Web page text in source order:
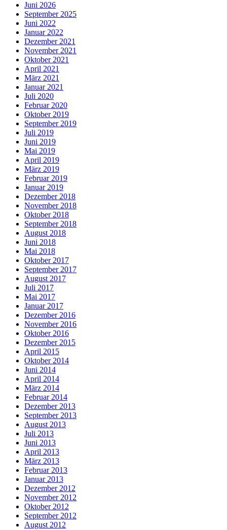
Juni 2026
September 2025
Juni 2022
Januar 2022
Dezember 2021
November 2021
Oktober 2021
April 2021
März 2021
Januar 2021
Juli 2020
Februar 2020
Oktober 2019
September 2019
Juli 2019
Juni 2019
Mai 2019
April 2019
März 2019
Februar 2019
Januar 2019
Dezember 2018
November 2018
Oktober 2018
September 2018
August 2018
Juni 2018
Mai 2018
Oktober 2017
September 2017
August 2017
Juli 2017
Mai 2017
Januar 2017
Dezember 2016
November 2016
Oktober 2016
Dezember 2015
April 2015
Oktober 2014
Juni 2014
April 2014
März 2014
Februar 2014
Dezember 2013
September 2013
August 2013
Juli 2013
Juni 2013
April 2013
März 2013
Februar 2013
Januar 2013
Dezember 2012
November 2012
Oktober 2012
September 2012
August 2012